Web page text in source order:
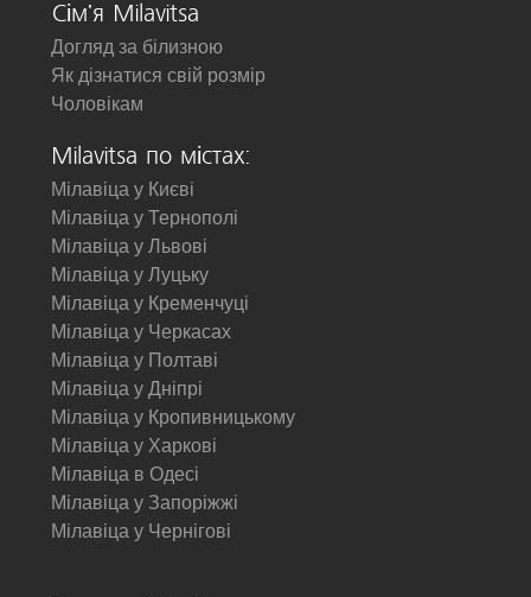
Сім'я Milavitsa
Догляд за білизною
Як дізнатися свій розмір
Чоловікам
Milavitsa по містах:
Мілавіца у Києві
Мілавіца у Тернополі
Мілавіца у Львові
Мілавіца у Луцьку
Мілавіца у Кременчуці
Мілавіца у Черкасах
Мілавіца у Полтаві
Мілавіца у Дніпрі
Мілавіца у Кропивницькому
Мілавіца у Харкові
Мілавіца в Одесі
Мілавіца у Запоріжжі
Мілавіца у Чернігові